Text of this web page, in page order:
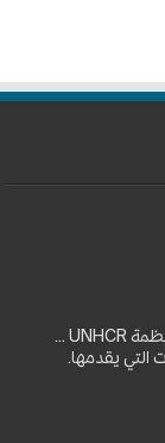
بوابة اللجوء والهجرة موقع غير حكومي ولا ينتمي الى منظمة UNHCR ...
التي يقدمها.